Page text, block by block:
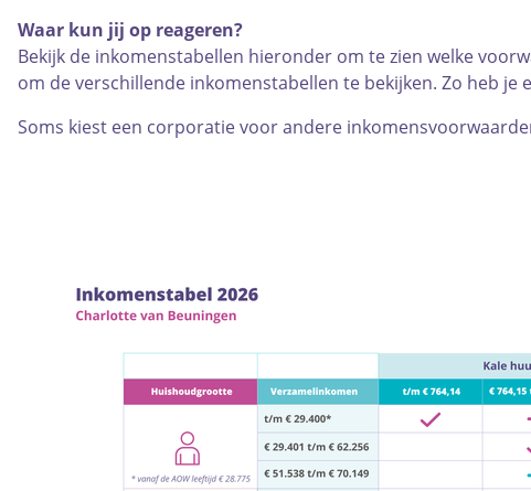
Waar kun jij op reageren?
Bekijk de inkomenstabellen hieronder om te zien welke
om de verschillende inkomenstabellen te bekijken. Zo heb je
Soms kiest een corporatie voor andere